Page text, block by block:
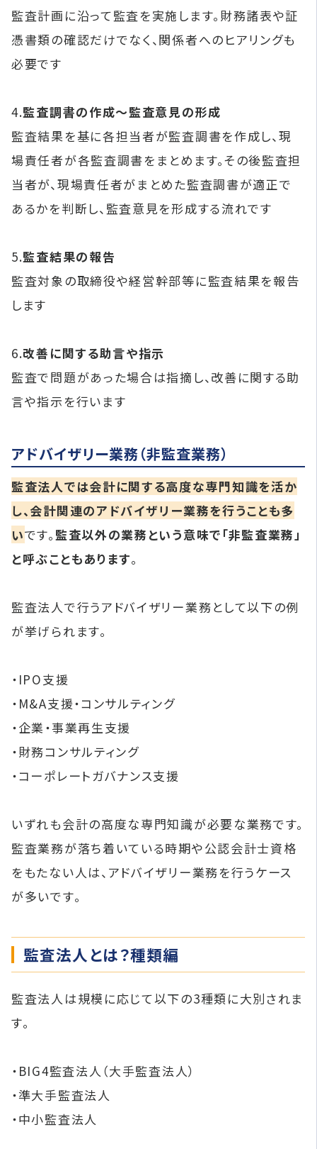
監査計画に沿って監査を実施します。財務諸表や証
憑書類の確認だけでなく、関係者へのヒアリングも
必要です
4.監査調書の作成～監査意見の形成
監査結果を基に各担当者が監査調書を作成し、現
場責任者が各監査調書をまとめます。その後監査担
当者が、現場責任者がまとめた監査調書が適正で
あるかを判断し、監査意見を形成する流れです
5.監査結果の報告
監査対象の取締役や経営幹部等に監査結果を報告
します
6.改善に関する助言や指示
監査で問題があった場合は指摘し、改善に関する助
言や指示を行います
アドバイザリー業務（非監査業務）
監査法人では会計に関する高度な専門知識を活か
し、会計関連のアドバイザリー業務を行うことも多
いです。 監査以外の業務という意味で「非監査業務」
と呼ぶこともあります。
監査法人で行うアドバイザリー業務として以下の例
が挙げられます。
・IPO支援
・M&A支援・コンサルティング
・企業・事業再生支援
・財務コンサルティング
・コーポレートガバナンス支援
いずれも会計の高度な専門知識が必要な業務です。
監査業務が落ち着いている時期や公認会計士資格
をもたない人は、アドバイザリー業務を行うケース
が多いです。
監査法人とは？種類編
監査法人は規模に応じて以下の3種類に大別されま
す。
・BIG4監査法人（大手監査法人）
・準大手監査法人
・中小監査法人